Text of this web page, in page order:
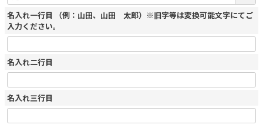
名入れ一行目 （例：山田、山田 太郎）※旧字等は変換可能文字にてご
入力ください。
名入れ二行目
名入れ三行目